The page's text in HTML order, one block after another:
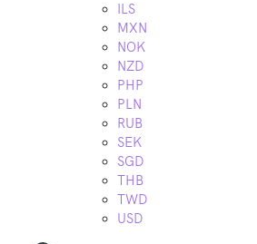
ILS
MXN
NOK
NZD
PHP
PLN
RUB
SEK
SGD
THB
TWD
USD